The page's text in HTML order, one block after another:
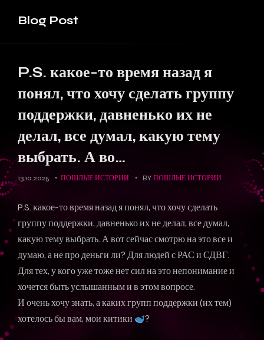
Blog Post
P.S. какое-то время назад я
понял, что хочу сделать группу
поддержки, давненько их не
делал, все думал, какую тему
выбрать. А во…
13.10.2025 ПОШЛЫЕ ИСТОРИИ BY ПОШЛЫЕ ИСТОРИИ
P.S. какое-то время назад я понял, что хочу сделать
группу поддержки, давненько их не делал, все думал,
какую тему выбрать. А вот сейчас смотрю на это все и
думаю, а не про деньги ли? Для людей с РАС и СДВГ.
Для тех, у кого уже тоже нет сил на это непонимание и
хочется быть услышанным и в этом вопросе.
И очень хочу знать, а каких групп поддержки (их тем)
хотелось бы вам, мои китики
?